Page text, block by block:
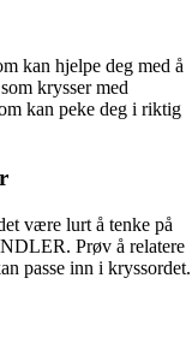
kan hjelpe deg med å
krysser med
kan peke deg i riktig
være lurt å tenke på
Prøv å relatere
passe inn i kryssordet.